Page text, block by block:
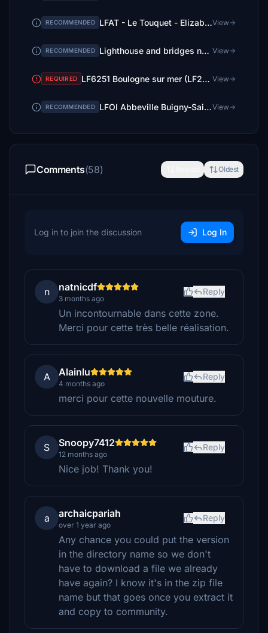
RECOMMENDED LFAT - Le Touquet - Elizabeth II International AirportView
RECOMMENDED Lighthouse and bridges near LFAT View
REQUIRED LF6251 Boulogne sur mer (LF22 Le Portel in MSFS) + coastline between Le Touquet and Boulogne View
RECOMMENDED LFOI Abbeville Buigny-Saint-MaclouView
Comments(58) Oldest
Log in to join the discussion Log In
n natnicdf
3 months ago
Reply
Un incontournable dans cette zone.
Merci pour cette très belle réalisation.
A Alainlu
4 months ago
Reply
merci pour cette nouvelle mouture.
S Snoopy7412
12 months ago
Reply
Nice job! Thank you!
a archaicpariah
over 1 year ago
Reply
Any chance you could put the version
in the directory name so we don't
have to download a file we already
have again? I know it's in the zip file
name but that goes once you extract it
and copy to community.